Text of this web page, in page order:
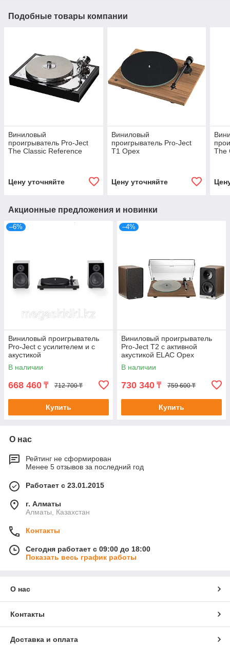
Подобные товары компании
Виниловый
проигрыватель Pro-Ject
The Classic Reference
Цену уточняйте
Виниловый
проигрыватель Pro-Ject
T1 Орех
Цену уточняйте
The
Акционные предложения и новинки
–6%
Виниловый проигрыватель
Pro-Ject с усилителем и с
акустикой
В наличии
668 460 ₸ 712 700 ₸
Купить
–4%
Виниловый проигрыватель
Pro-Ject T2 с активной
акустикой ELAC Орех
В наличии
730 340 ₸ 759 600 ₸
Купить
О нас
Рейтинг не сформирован
Менее 5 отзывов за последний год
Работает с 23.01.2015
г. Алматы
Алматы, Казахстан
Контакты
Сегодня работает с 09:00 до 18:00
Показать весь график работы
О нас
Контакты
Доставка и оплата